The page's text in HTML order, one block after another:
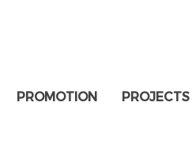
PROMOTION PROJECTS